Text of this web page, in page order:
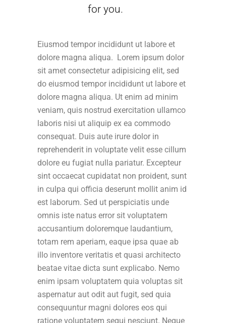
for you.
Eiusmod tempor incididunt ut labore et
dolore magna aliqua. Lorem ipsum dolor
sit amet consectetur adipisicing elit, sed
do eiusmod tempor incididunt ut labore et
dolore magna aliqua. Ut enim ad minim
veniam, quis nostrud exercitation ullamco
laboris nisi ut aliquip ex ea commodo
consequat. Duis aute irure dolor in
reprehenderit in voluptate velit esse cillum
dolore eu fugiat nulla pariatur. Excepteur
sint occaecat cupidatat non proident, sunt
in culpa qui officia deserunt mollit anim id
est laborum. Sed ut perspiciatis unde
omnis iste natus error sit voluptatem
accusantium doloremque laudantium,
totam rem aperiam, eaque ipsa quae ab
illo inventore veritatis et quasi architecto
beatae vitae dicta sunt explicabo. Nemo
enim ipsam voluptatem quia voluptas sit
aspernatur aut odit aut fugit, sed quia
consequuntur magni dolores eos qui
ratione voluptatem sequi nesciunt. Neque